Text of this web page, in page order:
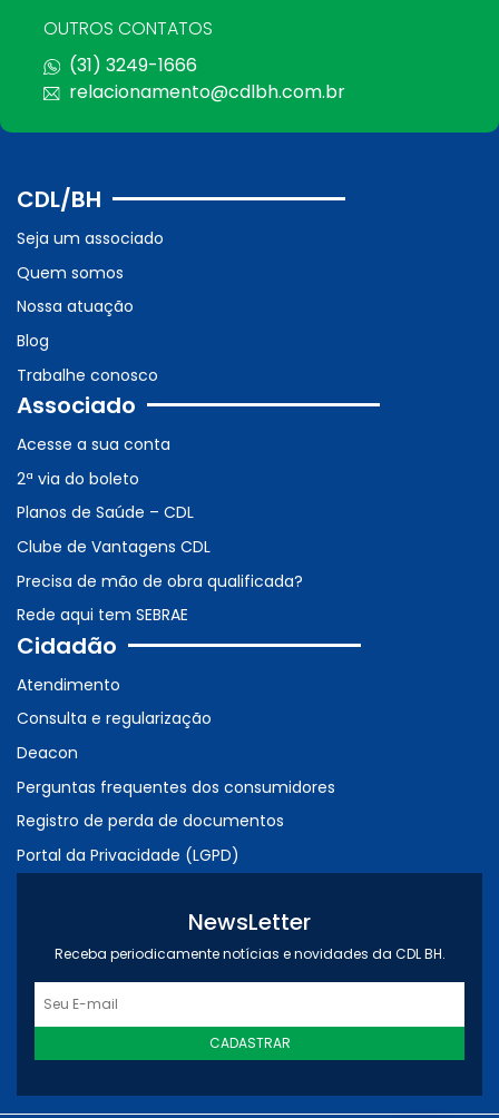
OUTROS CONTATOS
(31) 3249-1666
relacionamento@cdlbh.com.br
CDL/BH
Seja um associado
Quem somos
Nossa atuação
Blog
Trabalhe conosco
Associado
Acesse a sua conta
2ª via do boleto
Planos de Saúde – CDL
Clube de Vantagens CDL
Precisa de mão de obra qualificada?
Rede aqui tem SEBRAE
Cidadão
Atendimento
Consulta e regularização
Deacon
Perguntas frequentes dos consumidores
Registro de perda de documentos
Portal da Privacidade (LGPD)
NewsLetter
Receba periodicamente notícias e novidades da CDL BH.
CADASTRAR